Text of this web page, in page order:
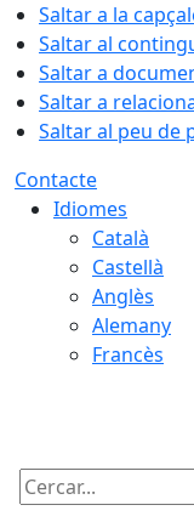
Saltar a la
Saltar al
Saltar a
Saltar a
Saltar al peu de
Contacte
Idiomes
Català
Castellà
Anglès
Alemany
Francès
Cercar: